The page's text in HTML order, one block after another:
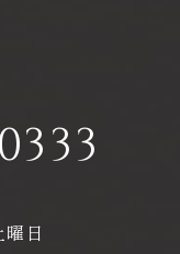
日